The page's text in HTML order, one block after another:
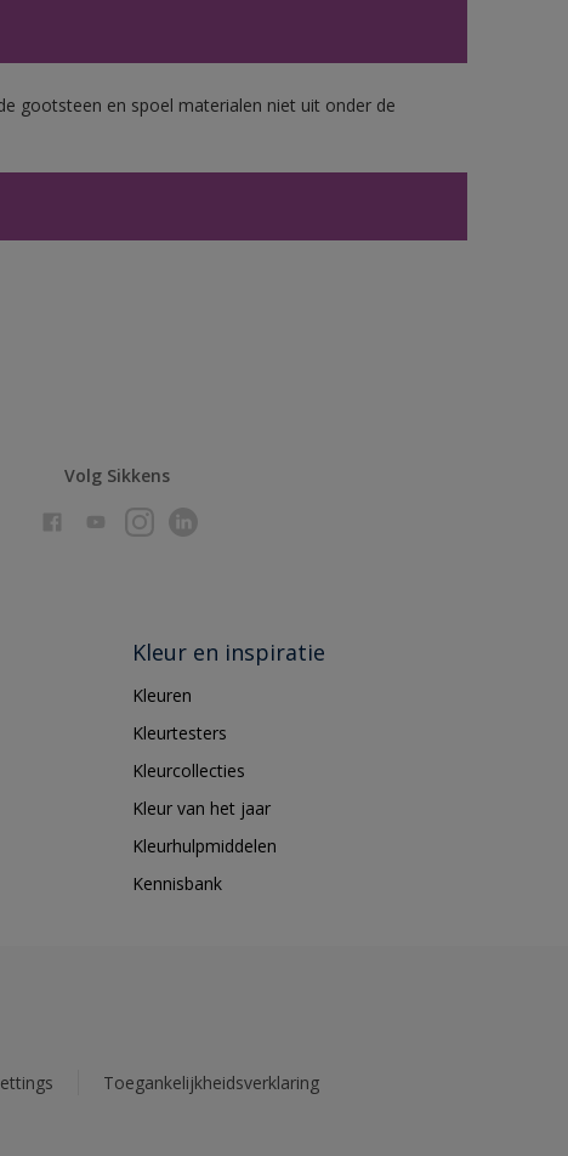
gootsteen en spoel materialen niet uit onder de
Volg Sikkens
Kleur en inspiratie
Kleuren
Kleurtesters
Kleurcollecties
Kleur van het jaar
Kleurhulpmiddelen
Kennisbank
Toegankelijkheidsverklaring